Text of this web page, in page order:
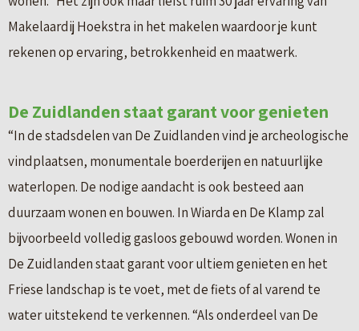
Makelaardij Hoekstra in het makelen waardoor je kunt
rekenen op ervaring, betrokkenheid en maatwerk.
De Zuidlanden staat garant voor genieten
“In de stadsdelen van De Zuidlanden vind je archeologische
vindplaatsen, monumentale boerderijen en natuurlijke
waterlopen. De nodige aandacht is ook besteed aan
duurzaam wonen en bouwen. In Wiarda en De Klamp zal
bijvoorbeeld volledig gasloos gebouwd worden. Wonen in
De Zuidlanden staat garant voor ultiem genieten en het
Friese landschap is te voet, met de fiets of al varend te
water uitstekend te verkennen. “Als onderdeel van De